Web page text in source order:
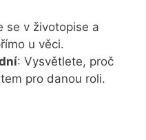
se v životopise a
u věci.
: Vysvětlete, proč
pro danou roli.